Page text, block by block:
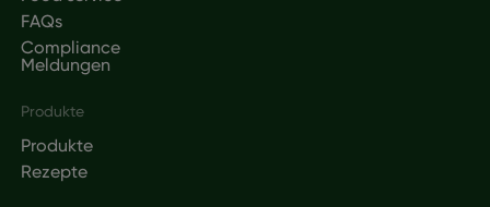
FAQs
Compliance
Meldungen
Produkte
Produkte
Rezepte